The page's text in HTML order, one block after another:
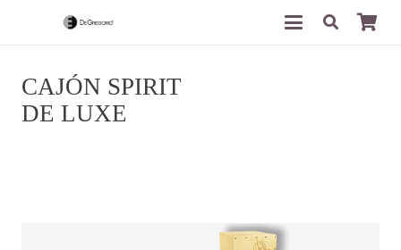
CAJÓN SPIRIT
DE LUXE